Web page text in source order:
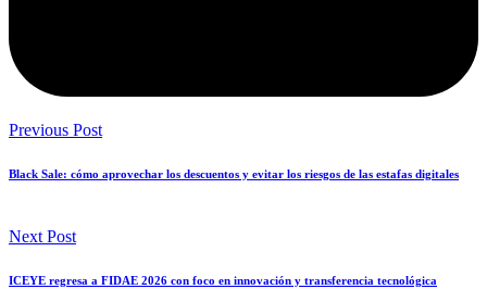
Previous Post
Black Sale: cómo aprovechar los descuentos y evitar los riesgos de las estafas digitales
Next Post
ICEYE regresa a FIDAE 2026 con foco en innovación y transferencia tecnológica